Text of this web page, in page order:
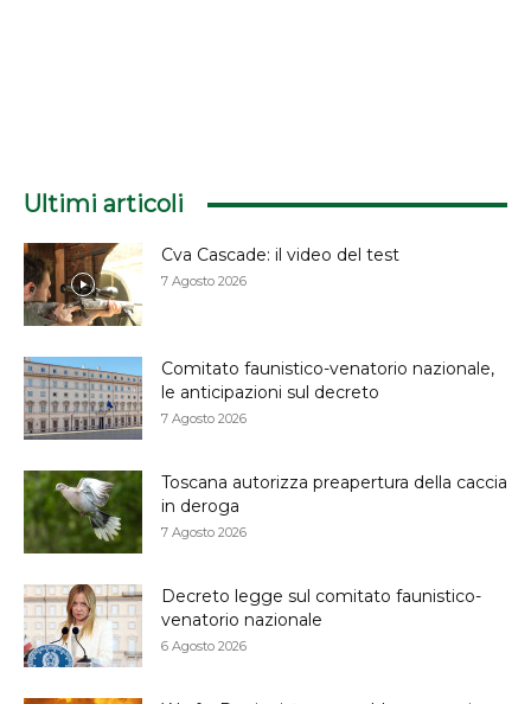
Ultimi articoli
Cva Cascade: il video del test
7 Agosto 2026
Comitato faunistico-venatorio nazionale,
le anticipazioni sul decreto
7 Agosto 2026
Toscana autorizza preapertura della caccia
in deroga
7 Agosto 2026
Decreto legge sul comitato faunistico-
venatorio nazionale
6 Agosto 2026